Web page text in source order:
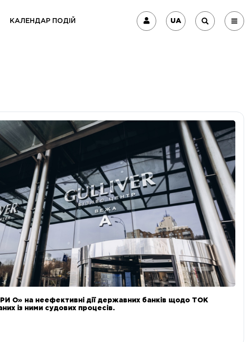
КАЛЕНДАР ПОДІЙ UA
О» на неефективні дії державних банків щодо ТОК
із ними судових процесів.